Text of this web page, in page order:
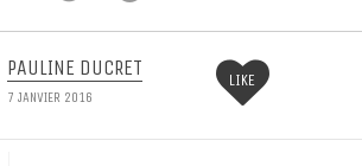
PAULINE DUCRET
7 JANVIER 2016
LIKE